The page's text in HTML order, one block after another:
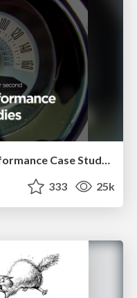
VelocityConf: Rendering Performance Case Studies
333 25k